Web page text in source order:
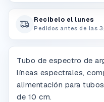
Recibelo el lunes
Pedidos antes de las
Tubo de espectro de
líneas espectrales,
alimentación para
de 10 cm.